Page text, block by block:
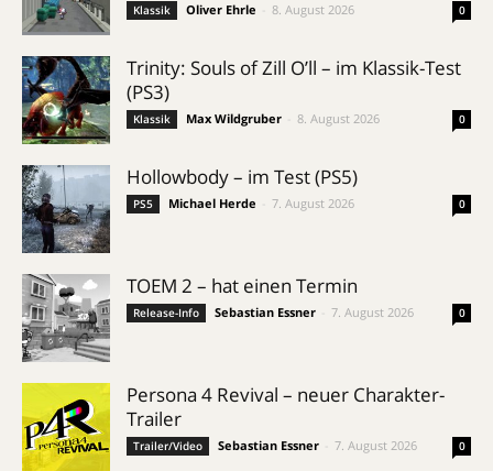
Klassik Oliver Ehrle 8. August 2026 0
Trinity: Souls of Zill O’ll – im Klassik-Test
(PS3)
Klassik Max Wildgruber 8. August 2026 0
Hollowbody – im Test (PS5)
PS5 Michael Herde 7. August 2026 0
TOEM 2 – hat einen Termin
Release-Info Sebastian Essner 7. August 2026 0
Persona 4 Revival – neuer Charakter-
Trailer
Trailer/Video Sebastian Essner 7. August 2026 0